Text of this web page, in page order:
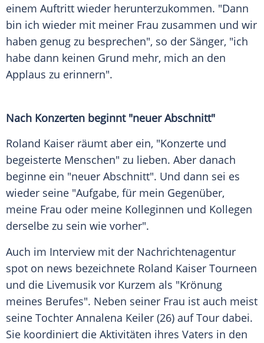
einem Auftritt wieder herunterzukommen. "Dann
bin ich wieder mit meiner Frau zusammen und wir
haben genug zu besprechen", so der Sänger, "ich
habe dann keinen Grund mehr, mich an den
Applaus zu erinnern".
Nach Konzerten beginnt "neuer Abschnitt"
Roland Kaiser räumt aber ein, "Konzerte und
begeisterte Menschen" zu lieben. Aber danach
beginne ein "neuer Abschnitt". Und dann sei es
wieder seine "Aufgabe, für mein Gegenüber,
meine Frau oder meine Kolleginnen und Kollegen
derselbe zu sein wie vorher".
Auch im Interview mit der Nachrichtenagentur
spot on news bezeichnete Roland Kaiser Tourneen
und die Livemusik vor Kurzem als "Krönung
meines Berufes". Neben seiner Frau ist auch meist
seine Tochter Annalena Keiler (26) auf Tour dabei.
Sie koordiniert die Aktivitäten ihres Vaters in den